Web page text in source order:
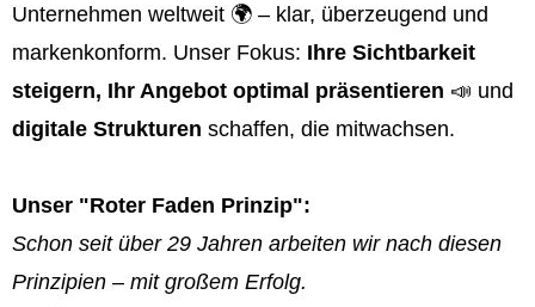
Unternehmen weltweit 🌍 – klar, überzeugend und
markenkonform. Unser Fokus: Ihre Sichtbarkeit
steigern, Ihr Angebot optimal präsentieren 📣 und
digitale Strukturen schaffen, die mitwachsen.
Unser "Roter Faden Prinzip":
Schon seit über 29 Jahren arbeiten wir nach diesen
Prinzipien – mit großem Erfolg.